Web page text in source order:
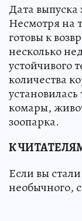
Дата выпуска
Несмотря на
готовы к
несколько
устойчивого
количества
комары,
зоопарка.
К
Если вы
необычного,